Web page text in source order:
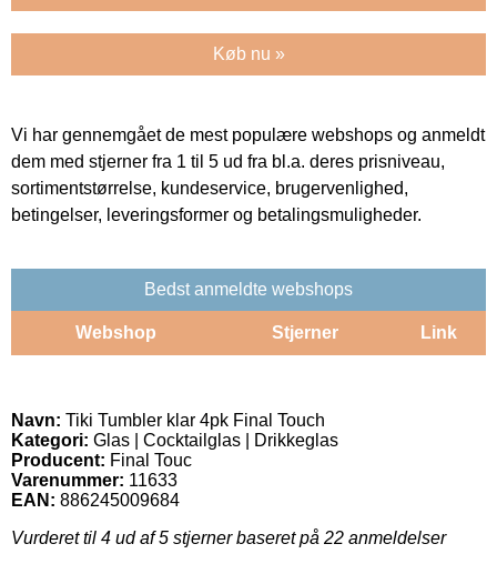
Køb nu »
Vi har gennemgået de mest populære webshops og anmeldt
dem med stjerner fra 1 til 5 ud fra bl.a. deres prisniveau,
sortimentstørrelse, kundeservice, brugervenlighed,
betingelser, leveringsformer og betalingsmuligheder.
Bedst anmeldte webshops
Webshop Stjerner Link
Navn: Tiki Tumbler klar 4pk Final Touch
Kategori: Glas | Cocktailglas | Drikkeglas
Producent: Final Touc
Varenummer: 11633
EAN: 886245009684
Vurderet til 4 ud af 5 stjerner baseret på 22 anmeldelser